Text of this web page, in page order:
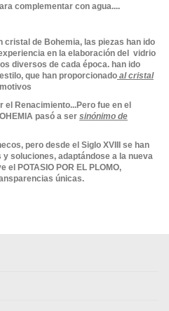
complementar con agua....
de Bohemia, las piezas han ido
en la elaboración del vidrio
diversos de cada época. han ido
que han proporcionado al cristal
el Renacimiento...Pero fue en el
pasó a ser sinónimo de
pero desde el Siglo XVIII se han
soluciones, adaptándose a la nueva
POTASIO POR EL PLOMO,
únicas.